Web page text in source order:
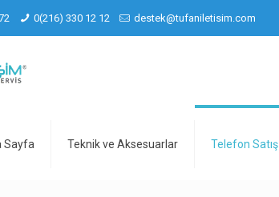
0(216) 330 12 12 destek@tufaniletisim.com
Sayfa Teknik ve Aksesuarlar Telefon Satış